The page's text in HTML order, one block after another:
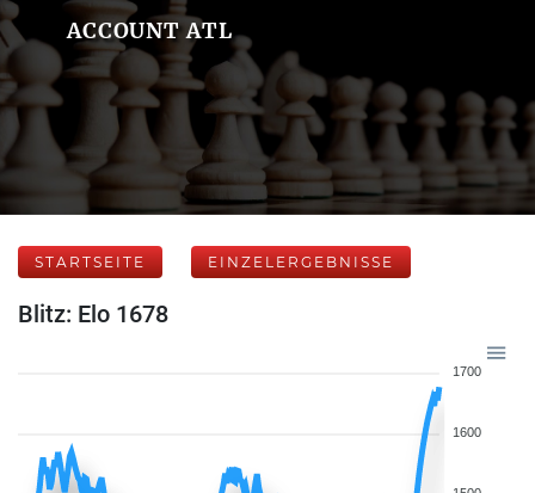
ACCOUNT ATL
STARTSEITE EINZELERGEBNISSE
Blitz: Elo 1678
1700
1600